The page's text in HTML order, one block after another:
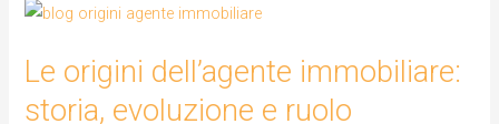
Le origini dell’agente immobiliare:
storia, evoluzione e ruolo
Le
dell’agente
immobiliare: